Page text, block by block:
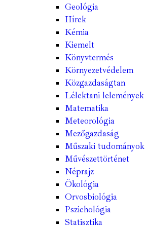
Geológia
Hírek
Kémia
Kiemelt
Könyvtermés
Környezetvédelem
Közgazdaságtan
Lélektani lelemények
Matematika
Meteorológia
Mezőgazdaság
Műszaki tudományok
Művészettörténet
Néprajz
Ökológia
Orvosbiológia
Pszichológia
Statisztika